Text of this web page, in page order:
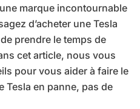
marque incontournable
d’acheter une Tesla
prendre le temps de
cet article, nous vous
pour vous aider à faire le
Tesla en panne, pas de